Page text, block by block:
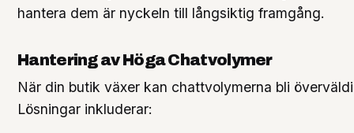
hantera dem är nyckeln till långsiktig framgång.
Hantering av Höga Chatvolymer
När din butik växer kan chattvolymerna bli
Lösningar inkluderar: